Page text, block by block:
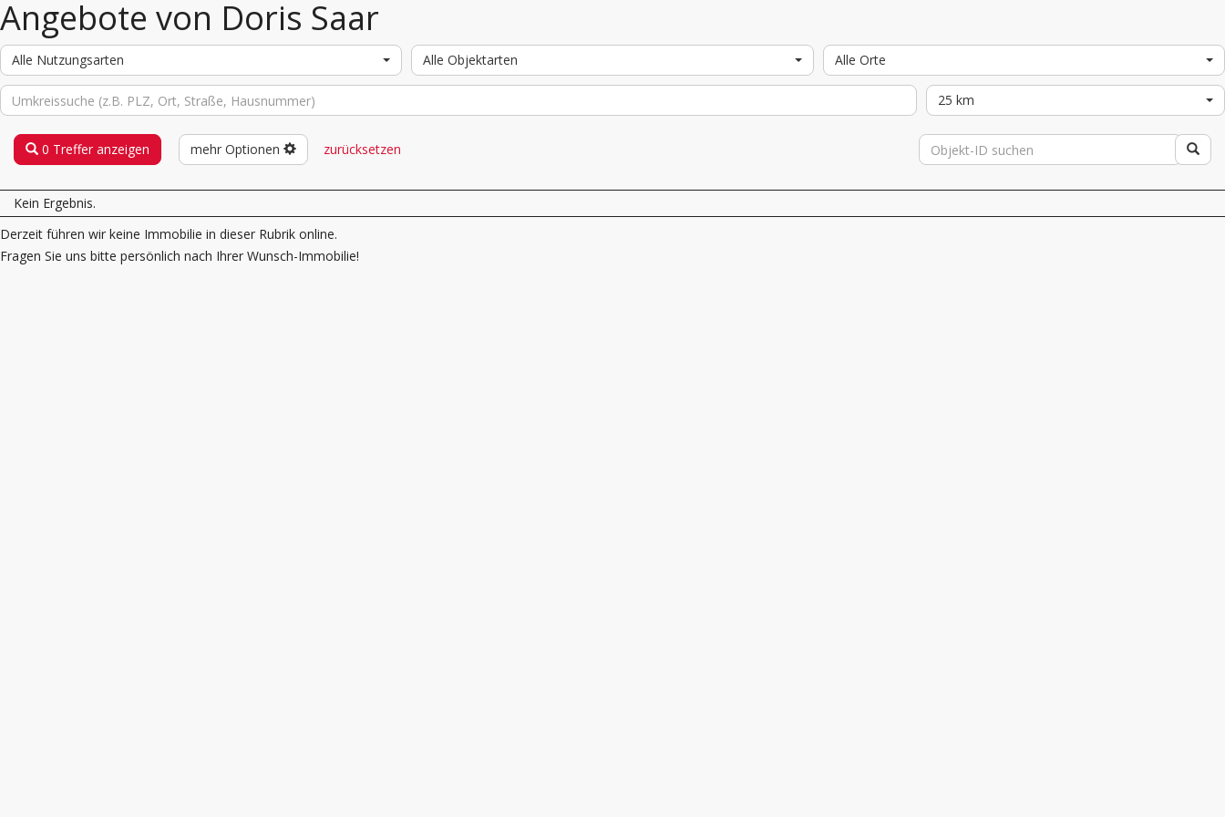
Angebote von Doris Saar
Alle Nutzungsarten Alle Objektarten Alle Orte
25 km
0 Treffer anzeigen mehr Optionen zurücksetzen
Kein Ergebnis.
Derzeit führen wir keine Immobilie in dieser Rubrik online.
Fragen Sie uns bitte persönlich nach Ihrer Wunsch-Immobilie!